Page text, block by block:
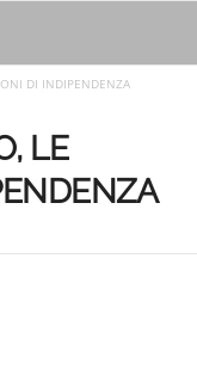
DI INDIPENDENZA
LE